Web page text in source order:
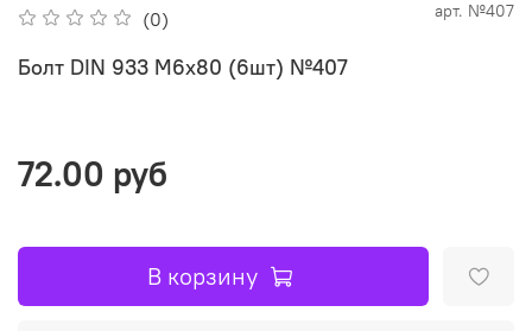
(0) арт. №407
Болт DIN 933 М6х80 (6шт) №407
72.00 руб
В корзину